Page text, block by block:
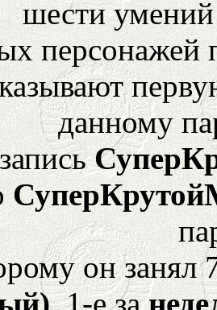
шести
персонажей
данному
он